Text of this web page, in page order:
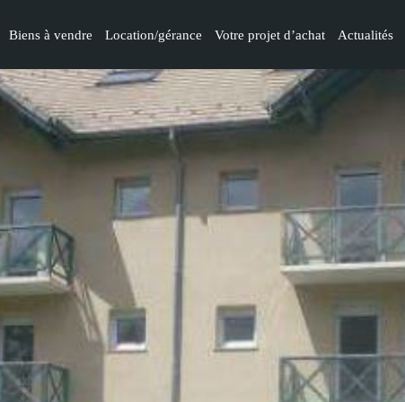
Biens à vendre Location/gérance Votre projet d’achat Actualités